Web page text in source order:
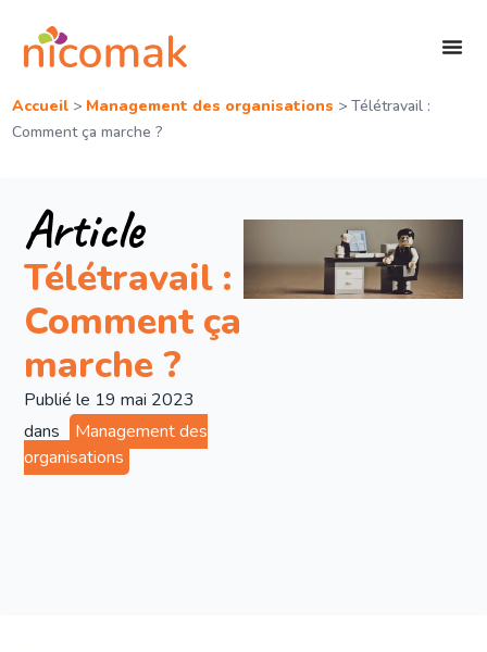
Accueil> Management des organisations > Télétravail :
Comment ça marche ?
Article
Télétravail :
Comment ça
marche ?
Publié le 19 mai 2023
dans
Management des
organisations